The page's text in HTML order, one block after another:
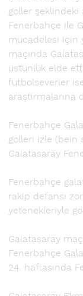
goller şeklindeki
Fenerbahçe ile
mücadelesi için
maçında
üstünlük elde
futbolseverler
araştırmalarına
Fenerbahçe
golleri izle (bein
Galatasaray
Fenerbahçe
rakip defansı
yetenekleriyle
Galatasaray
Fenerbahçe
24. haftasında